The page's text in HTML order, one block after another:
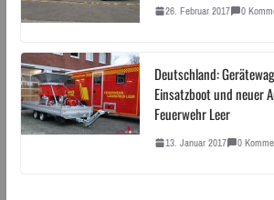
26. Februar 2017 0
Deutschland:
Einsatzboot und neuer
Feuerwehr Leer
13. Januar 2017 0